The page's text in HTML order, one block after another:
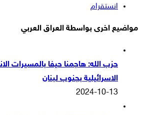
انستقرام
مواضيع اخرى بواسطة العراق العربي
حزب الله: هاجمنا حيفا بالمسيرات
الاسرائيلية بجنوب لبنان
2024-10-13